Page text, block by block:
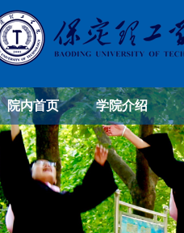
院内首页 学院介绍